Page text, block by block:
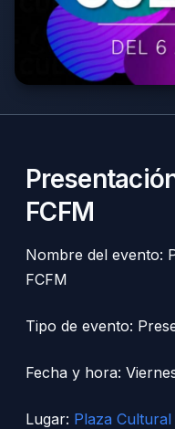
FCFM
Nombre del evento:
FCFM
Tipo de evento:
Fecha y hora:
Lugar: Plaza